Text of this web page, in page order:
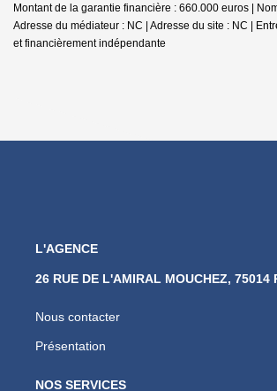
Montant de la garantie financière : 660.000 euros |
Adresse du médiateur : NC | Adresse du site : NC |
et financièrement indépendante
L'AGENCE
26 RUE DE L'AMIRAL MOUCHEZ, 75014
Nous contacter
Présentation
NOS SERVICES